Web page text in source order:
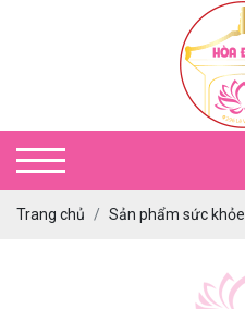
Trang chủ Sản phẩm sức khỏe